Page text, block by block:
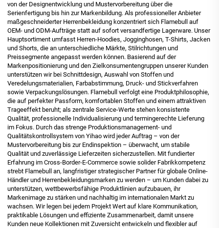
von der Designentwicklung und Mustervorbereitung über die
Serienfertigung bis hin zur Markenbildung. Als professioneller Anbieter
maßgeschneiderter Herrenbekleidung konzentriert sich Flamebull auf
OEM- und ODM-Aufträge statt auf sofort versandfertige Lagerware. Unser
Hauptsortiment umfasst Herren-Hoodies, Jogginghosen, T-Shirts, Jacken
und Shorts, die an unterschiedliche Märkte, Stilrichtungen und
Preissegmente angepasst werden können. Basierend auf der
Markenpositionierung und den Zielkonsumentengruppen unserer Kunden
unterstützen wir bei Schnittdesign, Auswahl von Stoffen und
Veredelungsmaterialien, Farbabstimmung, Druck- und Stickverfahren
sowie Verpackungslösungen. Flamebull verfolgt eine Produktphilosophie,
die auf perfekter Passform, komfortablen Stoffen und einem attraktiven
Trageeffekt beruht; als zentrale Service-Werte stehen konsistente
Qualität, professionelle Individualisierung und termingerechte Lieferung
im Fokus. Durch das strenge Produktionsmanagement- und
Qualitätskontrollsystem von Yihao wird jeder Auftrag – von der
Mustervorbereitung bis zur Endinspektion – überwacht, um stabile
Qualität und zuverlässige Lieferzeiten sicherzustellen. Mit fundierter
Erfahrung im Cross-Border-E-Commerce sowie solider Fabrikkompetenz
strebt Flamebull an, langfristiger strategischer Partner für globale Online-
Händler und Herrenbekleidungsmarken zu werden – um Kunden dabei zu
unterstützen, wettbewerbsfähige Produktlinien aufzubauen, ihr
Markenimage zu stärken und nachhaltig im internationalen Markt zu
wachsen. Wir legen bei jedem Projekt Wert auf klare Kommunikation,
praktikable Lösungen und effiziente Zusammenarbeit, damit unsere
Kunden neue Kollektionen mit Zuversicht entwickeln und flexibler auf